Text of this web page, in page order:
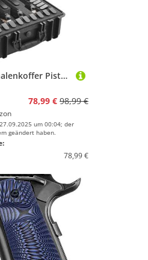
VEVOR Hartschalenkoffer Pistolen, Pistolenkoffer mit vorgeschnittenem Futter, staubdichter Hartschalenkoffer für 5 Pistolen, abschließbarer Pistolenkoffer, Waffenkoffer schwarz, 475 x 415 x 223 mm
78,99 € 98,99 €
um 00:04; der
geändert haben.
78,99 €